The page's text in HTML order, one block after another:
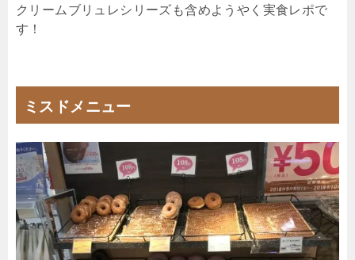
クリームブリュレシリーズも含めようやく実食レポで
す！
ミスドメニュー